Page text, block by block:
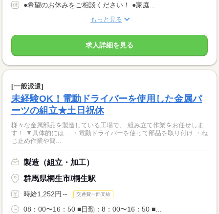
●希望のお休みをご相談ください！ ●家庭...
もっと見る
求人詳細を見る
[一般派遣]
未経験OK！電動ドライバーを使用した金属パ
ーツの組立★土日祝休
様々な金属部品を製造している工場で、 組み立て作業をお任せしま
す！ ▼具体的には… ・電動ドライバーを使って部品を取り付け ・ね
じ止め作業や簡...
製造（組立・加工）
群馬県桐生市/桐生駅
時給1,252円～ 交通費一部支給
08：00〜16：50 ■日勤：8：00〜16：50 ■...